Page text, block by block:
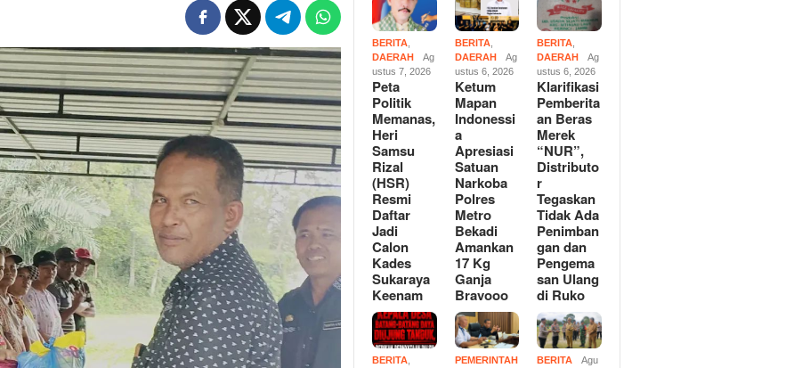
BERITA
DAERAH
Ag
ustus 7, 2026
Peta
Politik
Memanas,
Heri
Samsu
Rizal
(HSR)
Resmi
Daftar
Jadi
Calon
Kades
Sukaraya
Keenam
BERITA,
DAERAH
Ag
ustus 6, 2026
Ketum
Mapan
Indonessi
a
Apresiasi
Satuan
Narkoba
Polres
Metro
Bekadi
Amankan
17 Kg
Ganja
Bravooo
BERITA
DAERAH
Ag
ustus 6, 2026
Klarifikasi
Pemberita
an Beras
Merek
“NUR”,
Distributo
r
Tegaskan
Tidak Ada
Penimban
gan dan
Pengema
san Ulang
di Ruko
BERITA
PEMERINTAH
BERITA
Agu